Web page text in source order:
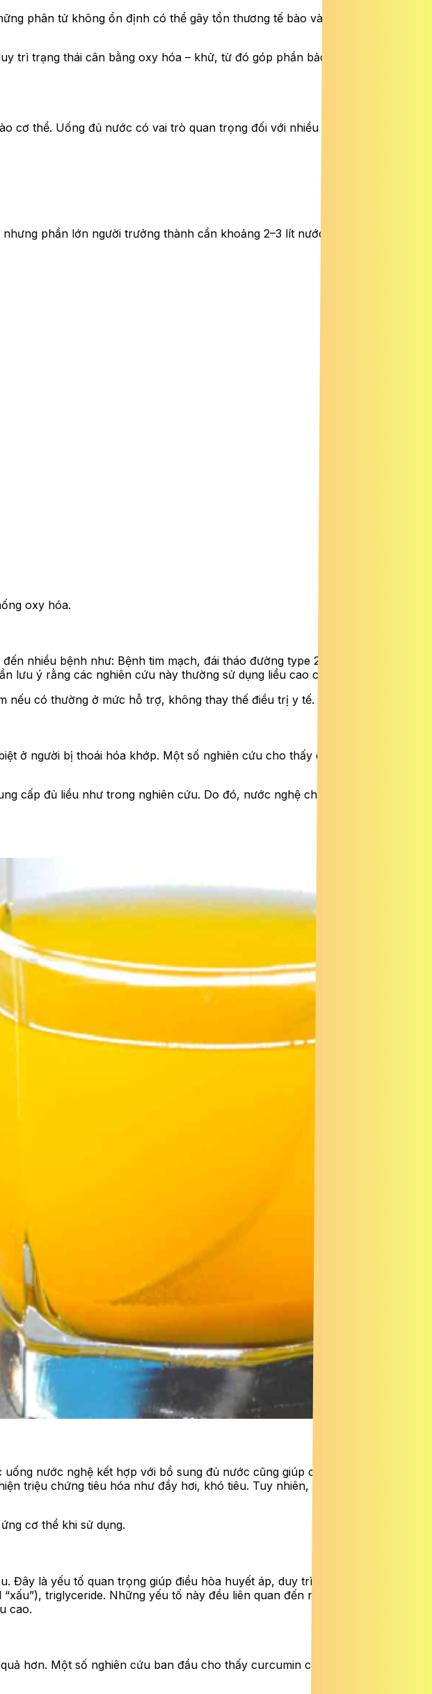
phân tử không ổn định có thể gây tổn thương tế bào và góp phần vào quá
trì trạng thái cân bằng oxy hóa – khử, từ đó góp phần bảo vệ sức khỏe lâu
thể. Uống đủ nước có vai trò quan trọng đối với nhiều chức năng sinh lý
phần lớn người trưởng thành cần khoảng 2–3 lít nước mỗi ngày. Nước
oxy hóa.
nhiều bệnh như: Bệnh tim mạch, đái tháo đường type 2, viêm khớp… Một
lưu ý rằng các nghiên cứu này thường sử dụng liều cao curcumin tinh chế.
nếu có thường ở mức hỗ trợ, không thay thế điều trị y tế.
ở người bị thoái hóa khớp. Một số nghiên cứu cho thấy curcumin liều cao
cấp đủ liều như trong nghiên cứu. Do đó, nước nghệ chỉ nên được xem là
nước nghệ kết hợp với bổ sung đủ nước cũng giúp cải thiện nhu động
triệu chứng tiêu hóa như đầy hơi, khó tiêu. Tuy nhiên, bằng chứng vẫn còn
cơ thể khi sử dụng.
Đây là yếu tố quan trọng giúp điều hòa huyết áp, duy trì lưu thông máu…
triglyceride. Những yếu tố này đều liên quan đến nguy cơ bệnh tim
cao.
hơn. Một số nghiên cứu ban đầu cho thấy curcumin có thể ảnh hưởng đến